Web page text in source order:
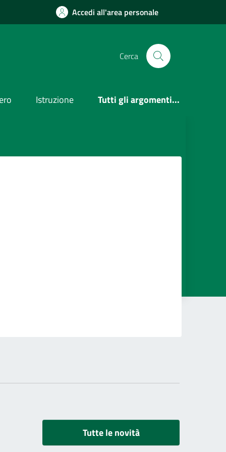
Accedi all'area personale
Cerca
Istruzione Tutti gli argomenti...
Tutte le novità